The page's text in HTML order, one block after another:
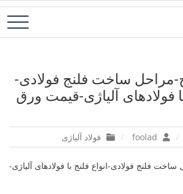
آلیاژی-تسمه آلیاژی-ورق آلیاژی-لوله آلیاژی-نبشی
مراحل ساخت فلنج فولادی-
فولادهای آلیاژی-قیمت ورق
فولاد آلیاژی
فلنج فولادی-انواع فلنج با فولادهای آلیاژی-